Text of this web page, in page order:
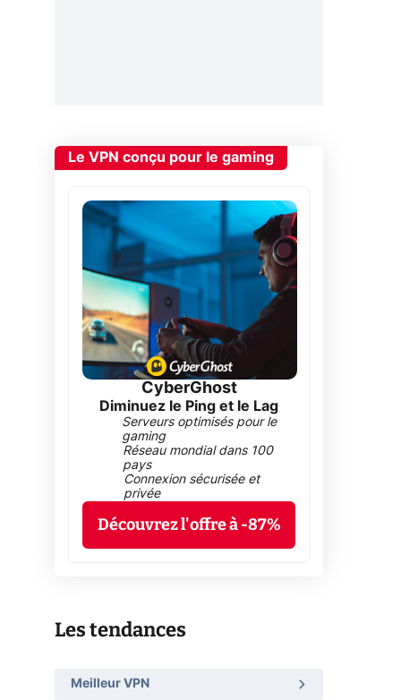
Le VPN conçu pour le gaming
CyberGhost
Diminuez le Ping et le Lag
Serveurs optimisés pour le
gaming
Réseau mondial dans 100
pays
Connexion sécurisée et
privée
Découvrez l'offre à -87%
Les tendances
Meilleur VPN